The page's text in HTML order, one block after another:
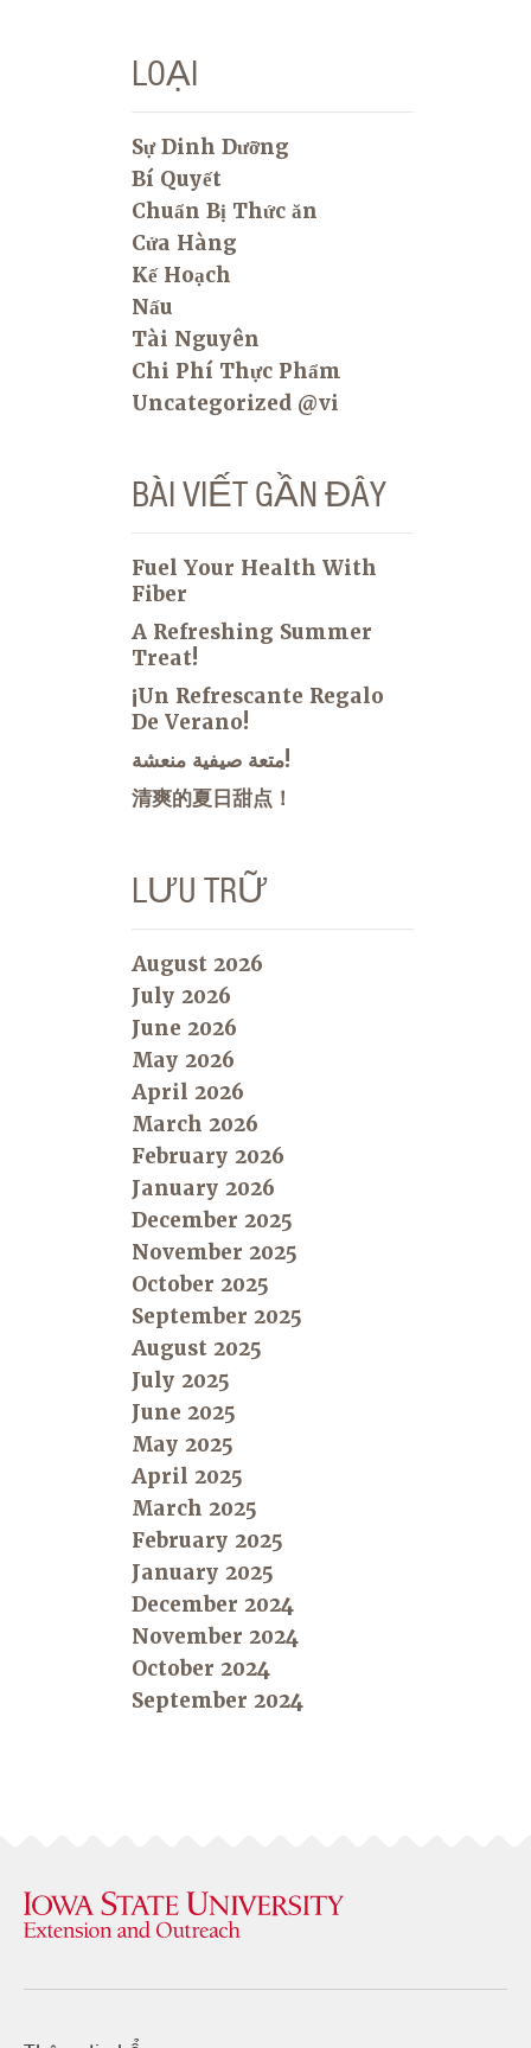
LOẠI
Sự Dinh Dưỡng
Bí Quyết
Chuẩn Bị Thức ăn
Cửa Hàng
Kế Hoạch
Nấu
Tài Nguyên
Chi Phí Thực Phẩm
Uncategorized @vi
BÀI VIẾT GẦN ĐÂY
Fuel Your Health With
Fiber
A Refreshing Summer
Treat!
¡Un Refrescante Regalo
De Verano!
متعة صيفية منعشة!
清爽的夏日甜点！
LƯU TRỮ
August 2026
July 2026
June 2026
May 2026
April 2026
March 2026
February 2026
January 2026
December 2025
November 2025
October 2025
September 2025
August 2025
July 2025
June 2025
May 2025
April 2025
March 2025
February 2025
January 2025
December 2024
November 2024
October 2024
September 2024